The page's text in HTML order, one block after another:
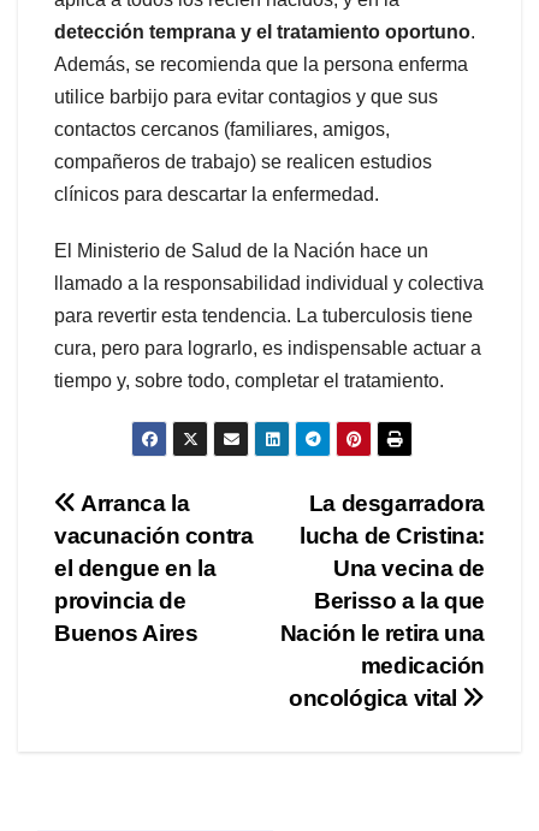
detección temprana y el tratamiento oportuno.
Además, se recomienda que la persona enferma
utilice barbijo para evitar contagios y que sus
contactos cercanos (familiares, amigos,
compañeros de trabajo) se realicen estudios
clínicos para descartar la enfermedad.
El Ministerio de Salud de la Nación hace un
llamado a la responsabilidad individual y colectiva
para revertir esta tendencia. La tuberculosis tiene
cura, pero para lograrlo, es indispensable actuar a
tiempo y, sobre todo, completar el tratamiento.
Navegación
de
entradas
La desgarradora
lucha de Cristina:
Una vecina de
Berisso a la que
Nación le retira una
medicación
oncológica vital
Arranca la
vacunación contra
el dengue en la
provincia de
Buenos Aires